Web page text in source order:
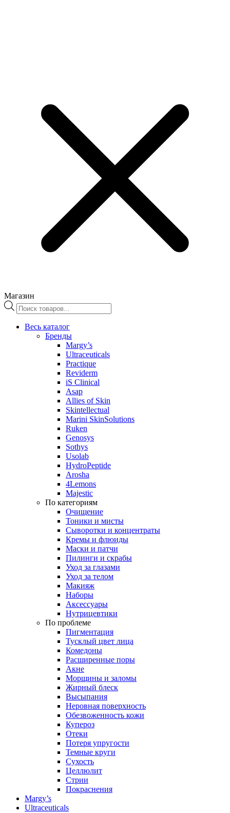
Магазин
Поиск
товаров
Весь каталог
Бренды
Margy’s
Ultraceuticals
Practique
Reviderm
iS Clinical
Asap
Allies of Skin
Skintellectual
Marini SkinSolutions
Ruken
Genosys
Sothys
Usolab
HydroPeptide
Arosha
4Lemons
Majestic
По категориям
Очищение
Тоники и мисты
Сыворотки и концентраты
Кремы и флюиды
Маски и патчи
Пилинги и скрабы
Уход за глазами
Уход за телом
Макияж
Наборы
Аксессуары
Нутрицевтики
По проблеме
Пигментация
Тусклый цвет лица
Комедоны
Расширенные поры
Акне
Морщины и заломы
Жирный блеск
Высыпания
Неровная поверхность
Обезвоженность кожи
Купероз
Отеки
Потеря упругости
Темные круги
Сухость
Целлюлит
Стрии
Покраснения
Margy’s
Ultraceuticals